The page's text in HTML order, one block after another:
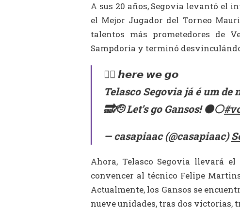
A sus 20 años, Segovia levantó el
el Mejor Jugador del Torneo
talentos más prometedores de
Sampdoria y terminó
✍🏼 𝙝𝙚𝙧𝙚 𝙬𝙚 𝙜𝙤
Telasco Segovia já é um de
🔜🫡 Let’s go Gansos! ⚫️⚪️
— casapiaac (@casapiaac)
Ahora, Telasco Segovia llevará
convencer al técnico Felipe
Actualmente, los Gansos se
nueve unidades, tras dos victorias,